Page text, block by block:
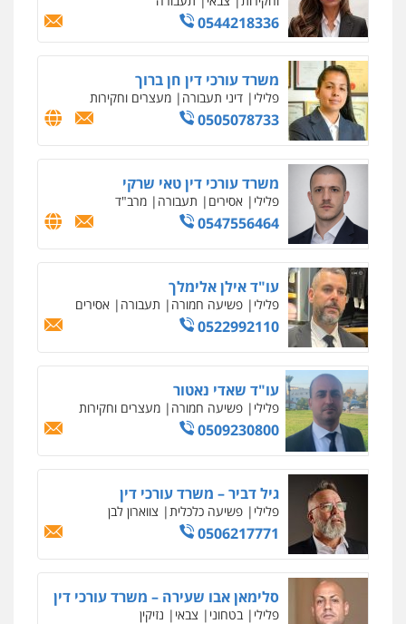
0544218336
משרד עורכי דין חן ברוך
פלילי דיני תעבורה מעצרים וחקירות
0505078733
משרד עורכי דין טאי שרקי
פלילי אסירים תעבורה מרב"ד
0547556464
עו"ד אילן אלימלך
פלילי פשיעה חמורה תעבורה אסירים
0522992110
עו"ד שאדי נאטור
פלילי פשיעה חמורה מעצרים וחקירות
0509230800
גיל דביר – משרד עורכי דין
פלילי פשיעה כלכלית צווארון לבן
0506217771
סלימאן אבו שעירה – משרד עורכי דין
פלילי בטחוני צבאי נזיקין